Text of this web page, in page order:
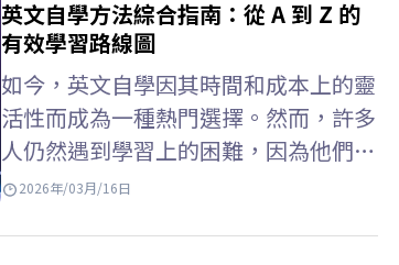
英文自學方法綜合指南：從 A 到 Z 的
有效學習路線圖
如今，英文自學因其時間和成本上的靈
活性而成為一種熱門選擇。然而，許多
人仍然遇到學習上的困難，因為他們缺
乏清晰的方法、學習計劃，或不知道從
2026年/03月/16日